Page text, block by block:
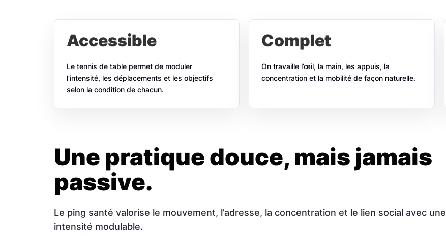
Accessible
Le tennis de table permet de moduler
l’intensité, les déplacements et les objectifs
selon la condition de chacun.
Complet
On travaille l’œil, la main, les appuis, la
concentration et la mobilité de façon naturelle.
Une pratique douce, mais jamais
passive.
Le ping santé valorise le mouvement, l’adresse, la concentration et le lien social avec une
intensité modulable.